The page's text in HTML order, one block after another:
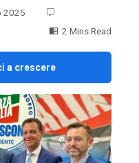
2025
2 Mins Read
a crescere